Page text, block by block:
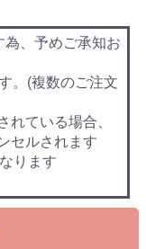
為、予めご承知お
。(複数のご注文
れている場合、
セルされます
ります